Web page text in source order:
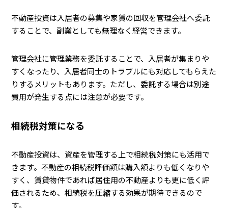
不動産投資は入居者の募集や家賃の回収を管理会社へ委託
することで、副業としても無理なく経営できます。
管理会社に管理業務を委託することで、入居者が集まりや
すくなったり、入居者同士のトラブルにも対応してもらえた
りするメリットもあります。ただし、委託する場合は別途
費用が発生する点には注意が必要です。
相続税対策になる
不動産投資は、資産を管理する上で相続税対策にも活用で
きます。不動産の相続税評価額は購入額よりも低くなりや
すく、賃貸物件であれば居住用の不動産よりも更に低く評
価されるため、相続税を圧縮する効果が期待できるので
す。